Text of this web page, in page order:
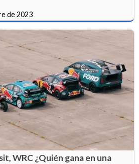
de 2023
WRC ¿Quién gana en una